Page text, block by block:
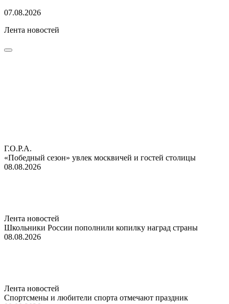
07.08.2026
Лента новостей
Г.О.Р.А.
«Победный сезон» увлек москвичей и гостей столицы
08.08.2026
Лента новостей
Школьники России пополнили копилку наград страны
08.08.2026
Лента новостей
Спортсмены и любители спорта отмечают праздник